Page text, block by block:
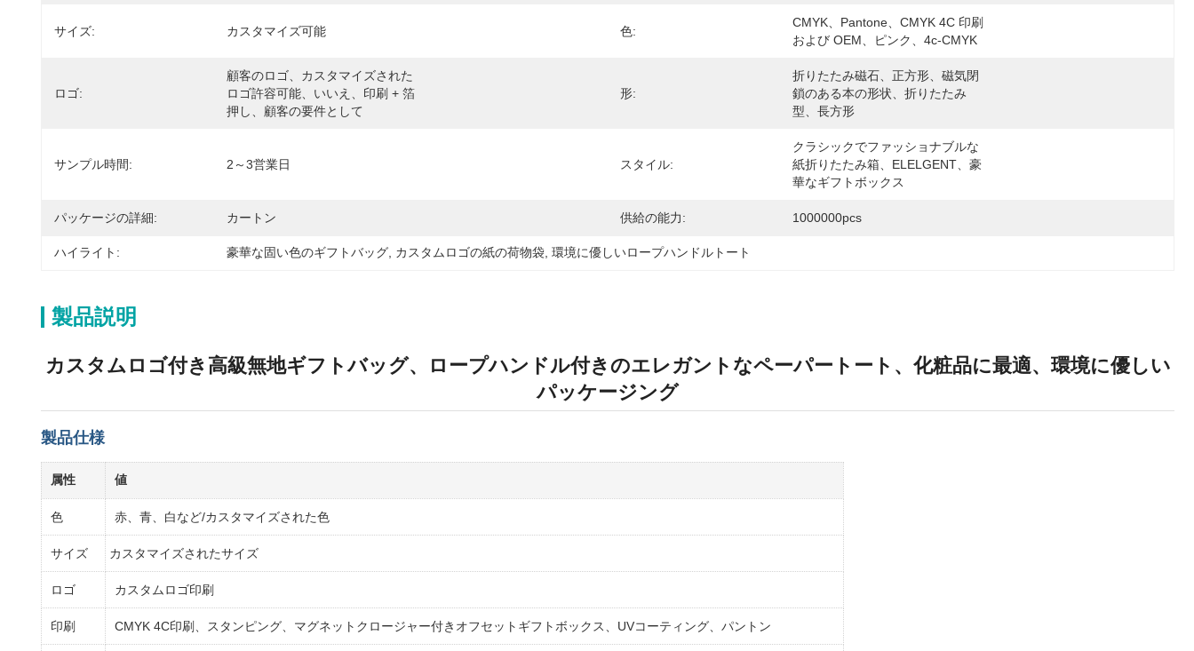
サイズ: カスタマイズ可能 色:
CMYK、Pantone、CMYK 4C 印刷
および OEM、ピンク、4c-CMYK
ロゴ:
顧客のロゴ、カスタマイズされた
ロゴ許容可能、いいえ、印刷 + 箔
押し、顧客の要件として
形:
折りたたみ磁石、正方形、磁気閉
鎖のある本の形状、折りたたみ
型、長方形
サンプル時間: 2～3営業日 スタイル:
クラシックでファッショナブルな
紙折りたたみ箱、ELELGENT、豪
華なギフトボックス
パッケージの詳細: カートン 供給の能力: 1000000pcs
ハイライト: 豪華な固い色のギフトバッグ カスタムロゴの紙の荷物袋 環境に優しいロープハンドルトート
製品説明
カスタムロゴ付き高級無地ギフトバッグ、ロープハンドル付きのエレガントなペーパートート、化粧品に最適、環境に優しい
パッケージング
製品仕様
属性 値
色 赤、青、白など/カスタマイズされた色
サイズ カスタマイズされたサイズ
ロゴ カスタムロゴ印刷
印刷 CMYK 4C印刷、スタンピング、マグネットクロージャー付きオフセットギフトボックス、UVコーティング、パントン